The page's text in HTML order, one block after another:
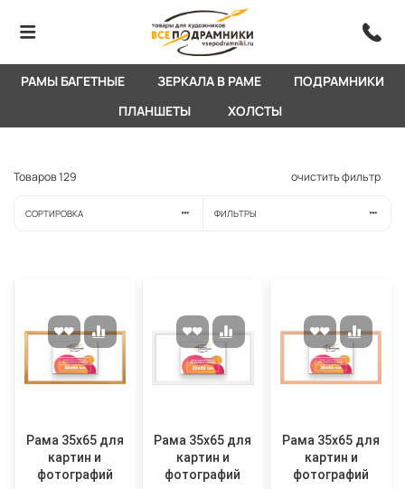
РАМЫ БАГЕТНЫЕ ЗЕРКАЛА В РАМЕ
ПОДРАМНИКИ
ПЛАНШЕТЫ
ХОЛСТЫ
Товаров129 очистить фильтр
СОРТИРОВКА ФИЛЬТРЫ
Рама 35x65 для
картин и
фотографий
Рама 35x65 для
картин и
фотографий
Рама 35x65 для
картин и
фотографий